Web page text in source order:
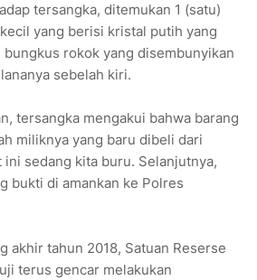
tersangka, ditemukan 1 (satu)
yang berisi kristal putih yang
rokok yang disembunyikan
sebelah kiri.
tersangka mengakui bahwa barang
miliknya yang baru dibeli dari
ini sedang kita buru. Selanjutnya,
bukti di amankan ke Polres
akhir tahun 2018, Satuan Reserse
terus gencar melakukan